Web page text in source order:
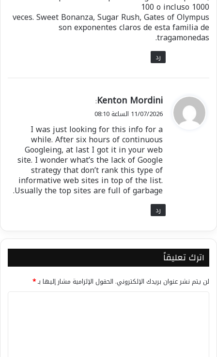
شارك هذا الموضوع:
X
تحميل...
100 o incluso 1000
veces. Sweet Bonanza, Sugar Rush, Gates of Olympus
son exponentes claros de esta familia de
tragamonedas.
رد
ي
ق
ل
Kenton Mordini
:
11/07/2026 الساعة 08:10
I was just looking for this info for a
while. After six hours of continuous
Googleing, at last I got it in your web
site. I wonder what’s the lack of Google
strategy that don’t rank this type of
informative web sites in top of the list.
Usually the top sites are full of garbage.
رد
اترك تعليقاً
لن يتم نشر عنوان بريدك الإلكتروني. الحقول الإلزامية مشار إليها بـ*